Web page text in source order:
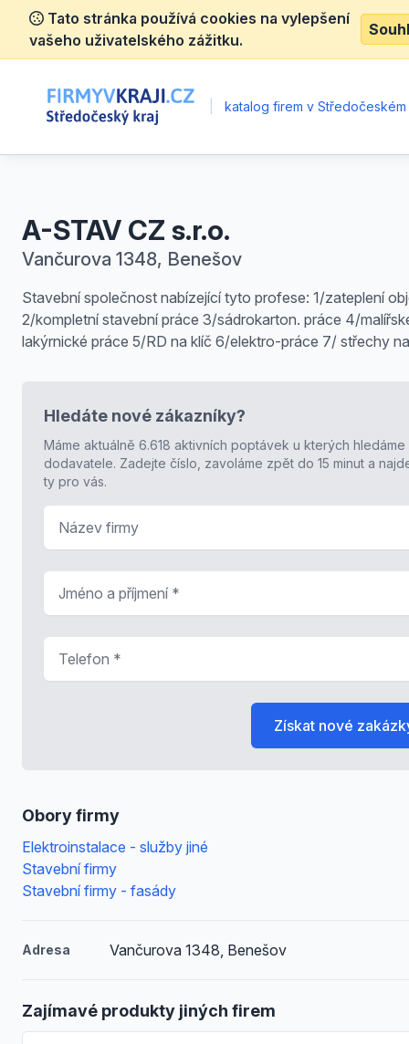
Tato stránka používá cookies na vylepšení
vašeho uživatelského zážitku.
katalog firem v Středočeském
A-STAV CZ s.r.o.
Vančurova 1348, Benešov
Stavební společnost nabízející tyto profese: 1/zateplení
2/kompletní stavební práce 3/sádrokarton. práce 4/
lakýrnické práce 5/RD na klíč 6/elektro-práce 7/ střechy
Obory firmy
Elektroinstalace - služby jiné
Stavební firmy
Stavební firmy - fasády
Adresa Vančurova 1348, Benešov
Zajímavé produkty jiných firem
Hledáte nové zákazníky?
Máme aktuálně 6.618 aktivních poptávek u kterých hledáme
dodavatele. Zadejte číslo, zavoláme zpět do 15 minut a
ty pro vás.
Získat nové